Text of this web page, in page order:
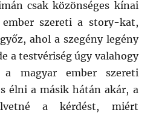
csak közönséges kínai
szereti a story-kat,
ahol a szegény legény
a testvériség úgy valahogy
magyar ember szereti
élni a másik hátán akár, a
a kérdést, miért